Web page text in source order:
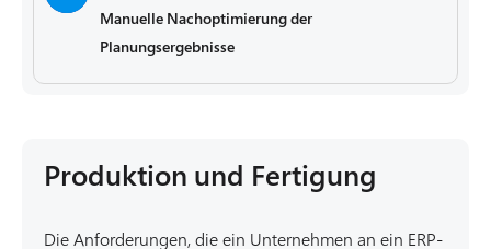
Manuelle Nachoptimierung der
Planungsergebnisse
Produktion und Fertigung
Die Anforderungen, die ein Unternehmen an ein ERP-